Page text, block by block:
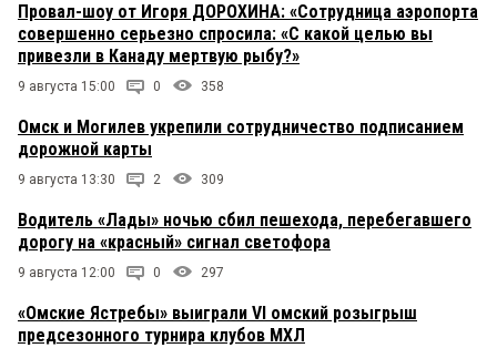
Провал-шоу от Игоря ДОРОХИНА: «Сотрудница аэропорта
совершенно серьезно спросила: «С какой целью вы
привезли в Канаду мертвую рыбу?»
9 августа 15:00 0 358
Омск и Могилев укрепили сотрудничество подписанием
дорожной карты
9 августа 13:30 2 309
Водитель «Лады» ночью сбил пешехода, перебегавшего
дорогу на «красный» сигнал светофора
9 августа 12:00 0 297
«Омские Ястребы» выиграли VI омский розыгрыш
предсезонного турнира клубов МХЛ